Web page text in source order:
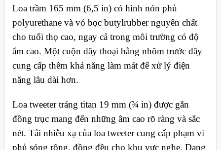
Loa trầm 165 mm (6,5 in) có hình nón phủ
polyurethane và vỏ bọc butylrubber nguyên chất
cho tuổi thọ cao, ngay cả trong môi trường có độ
ẩm cao. Một cuộn dây thoại bằng nhôm trước đây
cung cấp thêm khả năng làm mát để xử lý điện
năng lâu dài hơn.
Loa tweeter tráng titan 19 mm (¾ in) được gắn
đồng trục mang đến những âm cao rõ ràng và sắc
nét. Tải nhiễu xạ của loa tweeter cung cấp phạm vi
phủ sóng rộng, đồng đều cho khu vực nghe. Dạng